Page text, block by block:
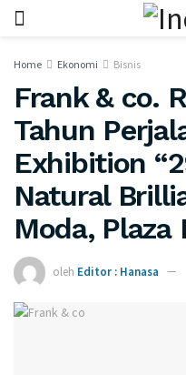
Home Ekonomi Bisnis
Frank & co.
Tahun
Exhibition
Natural
Moda, Plaza
oleh Editor : Hanasa